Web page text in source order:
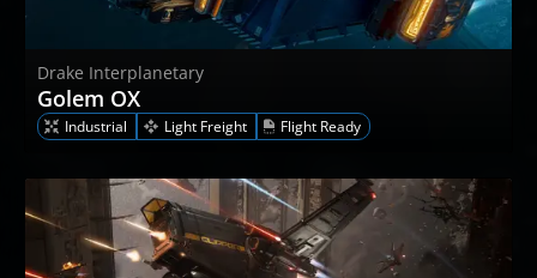
Drake Interplanetary
Golem OX
Industrial Light Freight Flight Ready